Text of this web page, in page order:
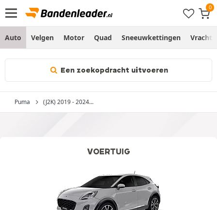
Auto Velgen Motor Quad Sneeuwkettingen
Een zoekopdracht uitvoeren
Puma (J2K) 2019 - 2024...
VOERTUIG